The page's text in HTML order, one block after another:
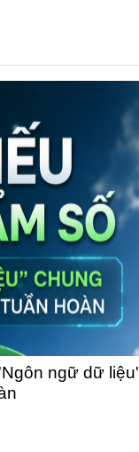
ngữ dữ liệu'